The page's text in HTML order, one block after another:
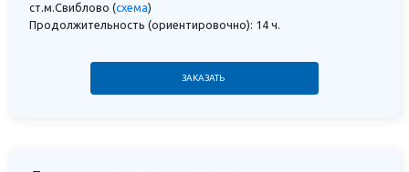
ст.м.Свиблово (схема)
Продолжительность (ориентировочно): 14 ч.
ЗАКАЗАТЬ